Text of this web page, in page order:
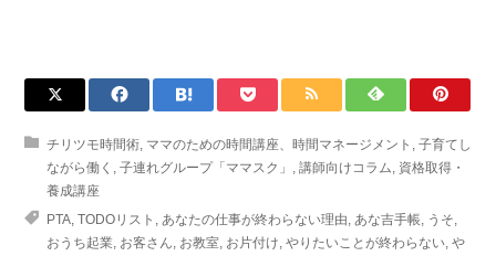
チリツモ時間術, ママのための時間講座、時間マネージメント , 子育てし
ながら働く , 子連れグループ「ママスク」 , 講師向けコラム, 資格取得・
養成講座
PTA, TODOリスト , あなたの仕事が終わらない理由, あな吉手帳, うそ,
おうち起業, お客さん, お教室, お片付け, やりたいことが終わらない, や